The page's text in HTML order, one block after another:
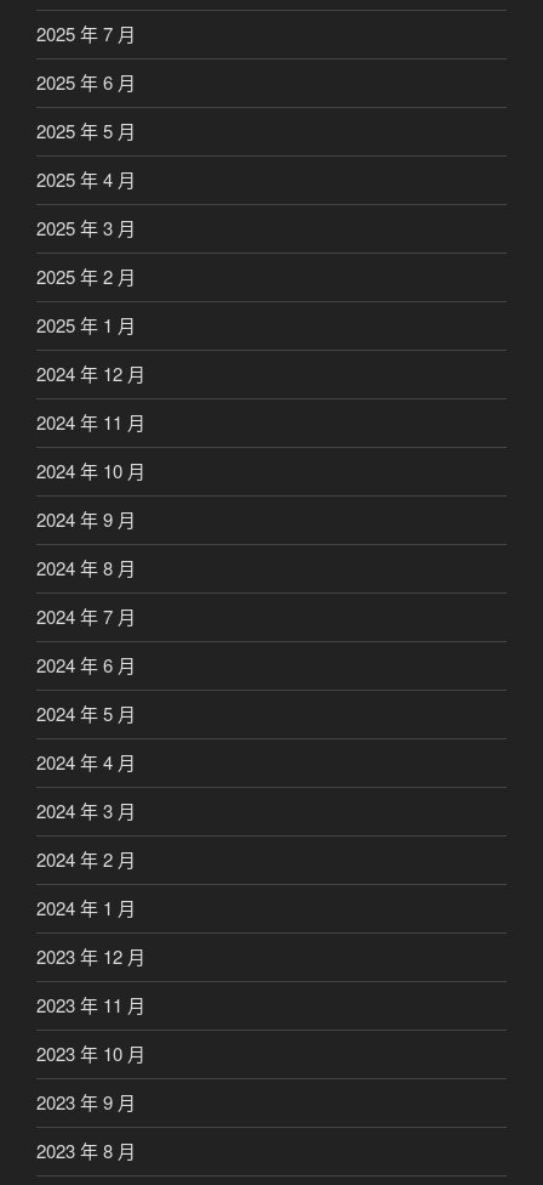
2025 年 7 月
2025 年 6 月
2025 年 5 月
2025 年 4 月
2025 年 3 月
2025 年 2 月
2025 年 1 月
2024 年 12 月
2024 年 11 月
2024 年 10 月
2024 年 9 月
2024 年 8 月
2024 年 7 月
2024 年 6 月
2024 年 5 月
2024 年 4 月
2024 年 3 月
2024 年 2 月
2024 年 1 月
2023 年 12 月
2023 年 11 月
2023 年 10 月
2023 年 9 月
2023 年 8 月